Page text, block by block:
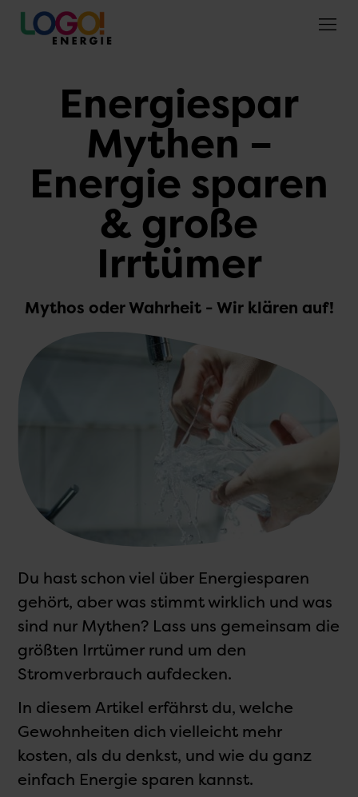
Energiespar
Mythen –
Energie sparen
& große
Irrtümer
Mythos oder Wahrheit - Wir klären auf!
Du hast schon viel über Energiesparen
gehört, aber was stimmt wirklich und was
sind nur Mythen? Lass uns gemeinsam die
größten Irrtümer rund um den
Stromverbrauch aufdecken.
In diesem Artikel erfährst du, welche
Gewohnheiten dich vielleicht mehr
kosten, als du denkst, und wie du ganz
einfach Energie sparen kannst.